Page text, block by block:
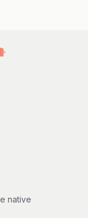
native